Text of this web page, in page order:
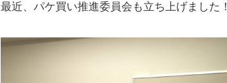
最近、パケ買い推進委員会も立ち上げました！